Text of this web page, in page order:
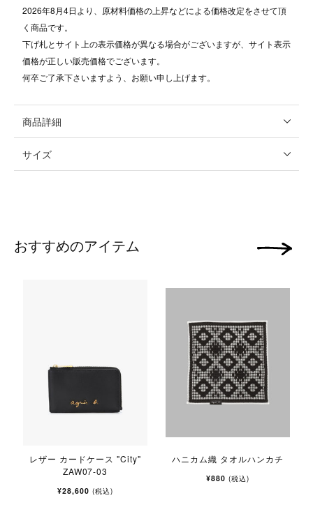
2026年8月4日より、原材料価格の上昇などによる価格改定をさせて頂
く商品です。
下げ札とサイト上の表示価格が異なる場合がございますが、サイト表示
価格が正しい販売価格でございます。
何卒ご了承下さいますよう、お願い申し上げます。
商品詳細
サイズ
おすすめのアイテム
レザー カードケース "City"
ZAW07-03
¥28,600 (税込)
ハニカム織 タオルハンカチ
¥880 (税込)
次の画像